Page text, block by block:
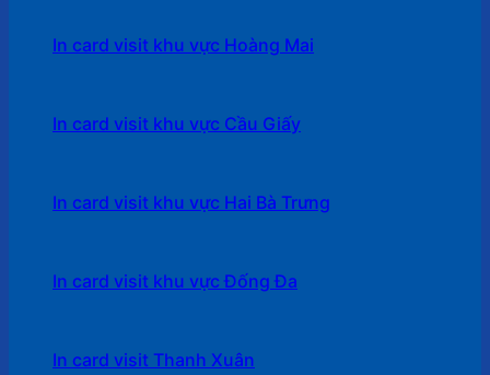
In card visit khu vực Hoàng Mai
In card visit khu vực Cầu Giấy
In card visit khu vực Hai Bà Trưng
In card visit khu vực Đống Đa
In card visit Thanh Xuân